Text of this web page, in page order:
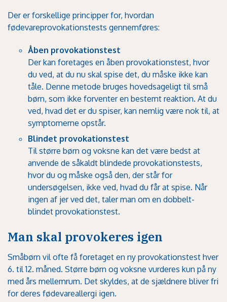
Der er forskellige principper for, hvordan
fødevareprovokationstests gennemføres:
Åben provokationstest
Der kan foretages en åben provokationstest, hvor
du ved, at du nu skal spise det, du måske ikke kan
tåle. Denne metode bruges hovedsageligt til små
børn, som ikke forventer en bestemt reaktion. At du
ved, hvad det er du spiser, kan nemlig være nok til, at
symptomerne opstår.
Blindet provokationstest
Til større børn og voksne kan det være bedst at
anvende de såkaldt blindede provokationstests,
hvor du og måske også den, der står for
undersøgelsen, ikke ved, hvad du får at spise. Når
ingen af jer ved det, taler man om en dobbelt-
blindet provokationstest.
Man skal provokeres igen
Småbørn vil ofte få foretaget en ny provokationstest hver
6. til 12. måned. Større børn og voksne vurderes kun på ny
med års mellemrum. Det skyldes, at de sjældnere bliver fri
for deres fødevareallergi igen.